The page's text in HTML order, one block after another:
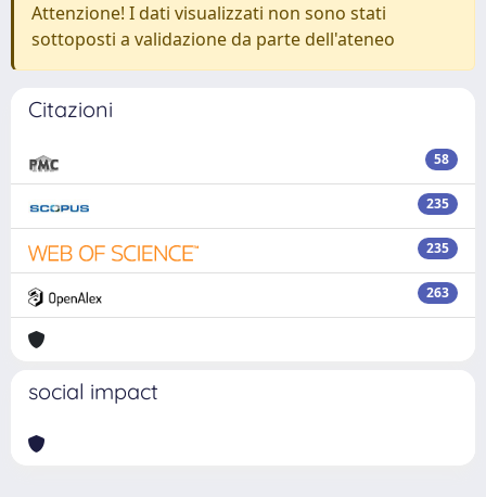
Attenzione! I dati visualizzati non sono stati
sottoposti a validazione da parte dell'ateneo
Citazioni
58
235
235
263
social impact